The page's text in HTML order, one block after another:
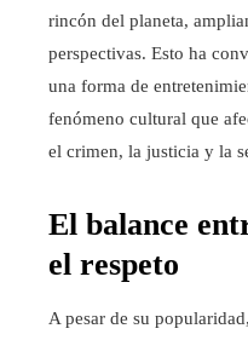
rincón del planeta,
perspectivas. Esto ha
una forma de
fenómeno cultural que
el crimen, la justicia y la
El balance
el respeto
A pesar de su